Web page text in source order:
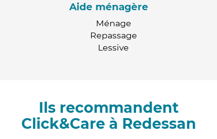
Aide ménagère
Ménage
Repassage
Lessive
Ils recommandent
Click&Care à Redessan